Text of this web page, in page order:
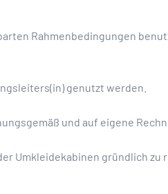
Rahmenbedingungen
genutzt werden.
und auf eigene
Umkleidekabinen gründlich zu